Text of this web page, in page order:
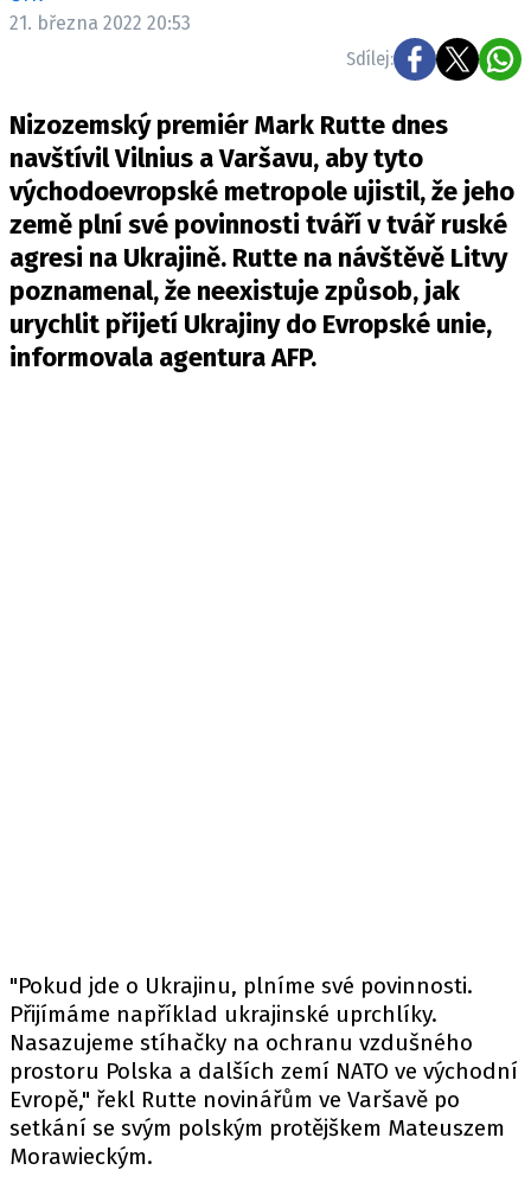
Pošlete e-mail na newsbox.cz
REDAKCE
KONTAKT
VYDAVATEL
INZERCE
OSOBNÍ ÚDAJE / COOKIES
VOLNÁ MÍSTA
21. března 2022 20:53
Sdílej:
Nizozemský premiér Mark Rutte dnes
navštívil Vilnius a Varšavu, aby tyto
východoevropské metropole ujistil, že jeho
země plní své povinnosti tváří v tvář ruské
agresi na Ukrajině. Rutte na návštěvě Litvy
poznamenal, že neexistuje způsob, jak
urychlit přijetí Ukrajiny do Evropské unie,
informovala agentura AFP.
"Pokud jde o Ukrajinu, plníme své povinnosti.
Přijímáme například ukrajinské uprchlíky.
Nasazujeme stíhačky na ochranu vzdušného
prostoru Polska a dalších zemí NATO ve východní
Evropě," řekl Rutte novinářům ve Varšavě po
setkání se svým polským protějškem Mateuszem
Morawieckým.